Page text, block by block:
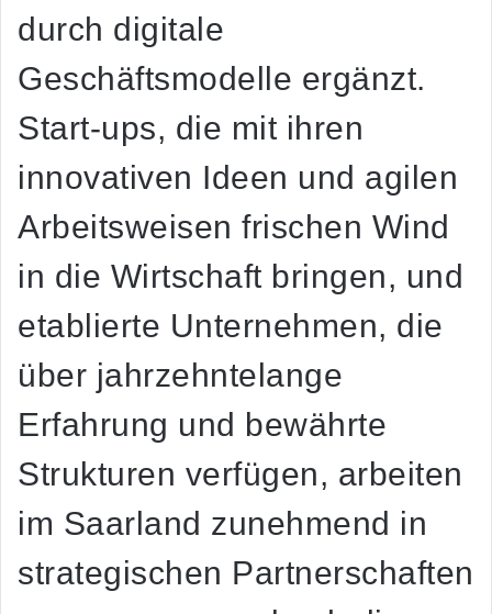
durch digitale
Geschäftsmodelle ergänzt.
Start-ups, die mit ihren
innovativen Ideen und agilen
Arbeitsweisen frischen Wind
in die Wirtschaft bringen, und
etablierte Unternehmen, die
über jahrzehntelange
Erfahrung und bewährte
Strukturen verfügen, arbeiten
im Saarland zunehmend in
strategischen Partnerschaften